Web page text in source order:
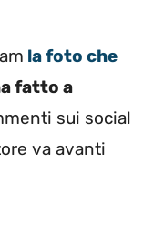
la foto che
fatto a
sui social
va avanti